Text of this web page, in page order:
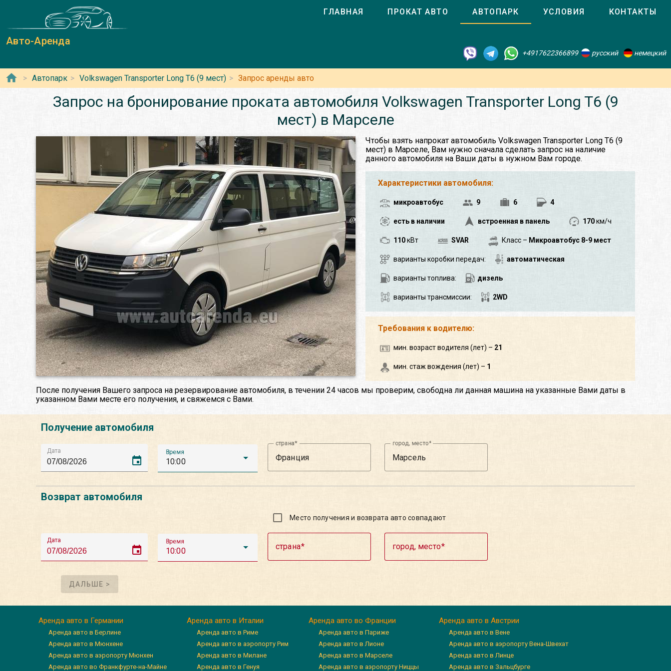
Авто-Аренда
ГЛАВНАЯ ПРОКАТ АВТО АВТОПАРК УСЛОВИЯ КОНТАКТЫ
+4917622366899 русский немецкий
Автопарк Volkswagen Transporter Long T6 (9 мест) Запрос аренды авто
Запрос на бронирование проката автомобиля Volkswagen Transporter Long T6 (9
мест) в Марселе
Чтобы взять напрокат автомобиль Volkswagen Transporter Long T6 (9
мест) в Марселе, Вам нужно сначала сделать запрос на наличие
данного автомобиля на Ваши даты в нужном Вам городе.
Характеристики автомобиля:
микроавтобус 9 6 4
есть в наличии встроенная в панель 170км/ч
110кВт SVAR Класс – Микроавтобус 8-9 мест
варианты коробки передач: автоматическая
варианты топлива: дизель
варианты трансмиссии: 2WD
Требования к водителю:
мин. возраст водителя (лет) – 21
мин. стаж вождения (лет) – 1
После получения Вашего запроса на резервирование автомобиля, в течении 24 часов мы проверим, свободна ли данная машина на указанные Вами даты в
указанном Вами месте его получения, и свяжемся с Вами.
Получение автомобиля
Дата
event
Время
10:00
страна город, место
Возврат автомобиля
Дата
event
Время
10:00
Место получения и возврата авто совпадают
страна город, место
ДАЛЬШЕ >
Аренда авто в Германии
Аренда авто в Берлине
Аренда авто в Мюнхене
Аренда авто в аэропорту Мюнхен
Аренда авто во Франкфурте-на-Майне
Аренда авто в Италии
Аренда авто в Риме
Аренда авто в аэропорту Рим
Аренда авто в Милане
Аренда авто в Генуя
Аренда авто во Франции
Аренда авто в Париже
Аренда авто в Лионе
Аренда авто в Марселе
Аренда авто в аэропорту Ниццы
Аренда авто в Австрии
Аренда авто в Вене
Аренда авто в аэропорту Вена-Швехат
Аренда авто в Линце
Аренда авто в Зальцбурге